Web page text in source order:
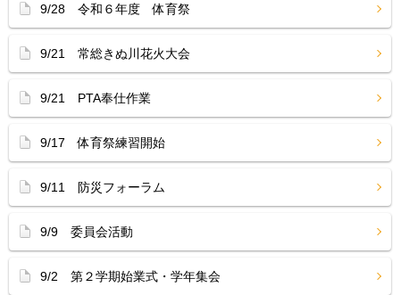
9/28 令和６年度 体育祭
9/21 常総きぬ川花火大会
9/21 PTA奉仕作業
9/17 体育祭練習開始
9/11 防災フォーラム
9/9 委員会活動
9/2 第２学期始業式・学年集会